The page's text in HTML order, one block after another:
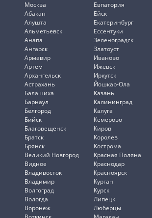
Москва
Абакан
Алушта
Альметьевск
Анапа
Ангарск
Армавир
Артем
Архангельск
Астрахань
Балашиха
Барнаул
Белгород
Бийск
Благовещенск
Братск
Брянск
Великий Новгород
Видное
Владивосток
Владимир
Волгоград
Вологда
Воронеж
Евпатория
Ейск
Екатеринбург
Ессентуки
Зеленоградск
Златоуст
Иваново
Ижевск
Иркутск
Йошкар-Ола
Казань
Калининград
Калуга
Кемерово
Киров
Королев
Кострома
Красная Поляна
Краснодар
Красноярск
Курган
Курск
Липецк
Люберцы